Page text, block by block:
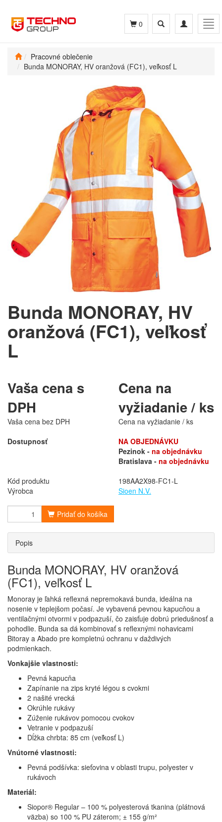
Toggle
navigation
Toggle
search
0
Pracovné oblečenie
Bunda MONORAY, HV oranžová (FC1), veľkosť L
Bunda MONORAY, HV
oranžová (FC1), veľkosť
L
Vaša cena s
DPH
Cena na
vyžiadanie / ks
Vaša cena bez DPH
Cena na vyžiadanie / ks
Dostupnosť
NA OBJEDNÁVKU
Pezinok - na objednávku
Bratislava - na objednávku
Kód produktu
198AA2X98-FC1-L
Výrobca
Sioen N.V.
Pridať do košíka
Popis
Bunda MONORAY, HV oranžová
(FC1), veľkosť L
Monoray je ľahká reflexná nepremokavá bunda, ideálna na
nosenie v teplejšom počasí. Je vybavená pevnou kapucňou a
ventilačnými otvormi v podpazuší, čo zaisťuje dobrú priedušnosť a
pohodlie. Bunda sa dá kombinovať s reflexnými nohavicami
Bitoray a Abado pre kompletnú ochranu v daždivých
podmienkach.
Vonkajšie vlastnosti:
Pevná kapucňa
Zapínanie na zips kryté légou s cvokmi
2 našité vrecká
Okrúhle rukávy
Zúženie rukávov pomocou cvokov
Vetranie v podpazuší
Dĺžka chrbta: 85 cm (veľkosť L)
Vnútorné vlastnosti:
Pevná podšívka: sieťovina v oblasti trupu, polyester v
rukávoch
Materiál:
Siopor® Regular – 100 % polyesterová tkanina (plátnová
väzba) so 100 % PU záterom; ± 155 g/m²